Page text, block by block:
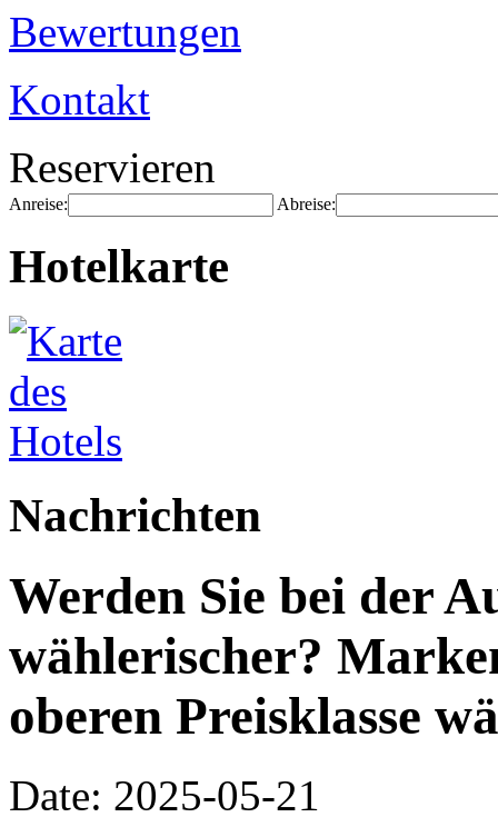
Bewertungen
Kontakt
Reservieren
Anreise: Abreise:
Hotelkarte
Nachrichten
Werden Sie bei der
wählerischer?
oberen Preisklasse
Date: 2025-05-21